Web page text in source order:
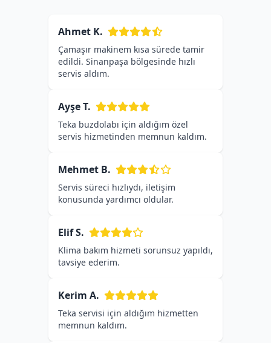
Ahmet K.
Çamaşır makinem kısa sürede tamir
edildi. Sinanpaşa bölgesinde hızlı
servis aldım.
Ayşe T.
Teka buzdolabı için aldığım özel
servis hizmetinden memnun kaldım.
Mehmet B.
Servis süreci hızlıydı, iletişim
konusunda yardımcı oldular.
Elif S.
Klima bakım hizmeti sorunsuz yapıldı,
tavsiye ederim.
Kerim A.
Teka servisi için aldığım hizmetten
memnun kaldım.